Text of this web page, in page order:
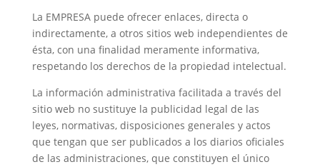
La EMPRESA puede ofrecer enlaces, directa o
indirectamente, a otros sitios web independientes de
ésta, con una finalidad meramente informativa,
respetando los derechos de la propiedad intelectual.
La información administrativa facilitada a través del
sitio web no sustituye la publicidad legal de las
leyes, normativas, disposiciones generales y actos
que tengan que ser publicados a los diarios oficiales
de las administraciones, que constituyen el único